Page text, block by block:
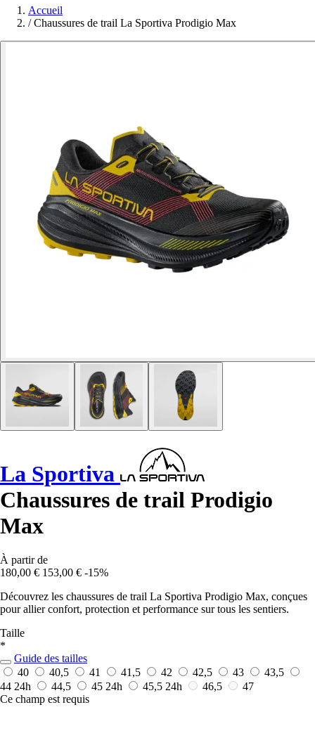
Accueil
/ Chaussures de trail La Sportiva Prodigio Max
La Sportiva
Chaussures de trail Prodigio
Max
À partir de
180,00 € 153,00 € -15%
Découvrez les chaussures de trail La Sportiva Prodigio Max, conçues
pour allier confort, protection et performance sur tous les sentiers.
Taille
*
Guide des tailles
40
40,5 41 41,5 42 42,5 43
43,5
44 24h 44,5 45 24h 45,5 24h 46,5
47
Ce champ est requis